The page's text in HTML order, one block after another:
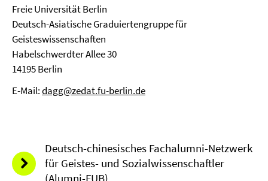
Freie Universität Berlin
Deutsch-Asiatische Graduiertengruppe für
Geisteswissenschaften
Habelschwerdter Allee 30
14195 Berlin
E-Mail:dagg@zedat.fu-berlin.de
Deutsch-chinesisches Fachalumni-Netzwerk
für Geistes- und Sozialwissenschaftler
(Alumni-FUB)